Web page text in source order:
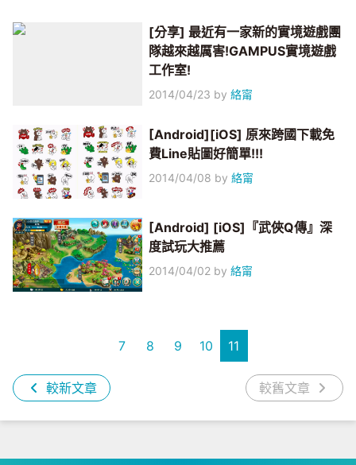
[分享] 最近有一家新的實境遊戲團
隊越來越厲害!GAMPUS實境遊戲
工作室!
2014/04/23 by絡甯
[Android][iOS] 原來跨國下載免
費Line貼圖好簡單!!!
2014/04/08 by絡甯
[Android] [iOS]『武俠Q傳』深
度試玩大推薦
2014/04/02 by絡甯
較新文章
7 8 9 10 11
較舊文章